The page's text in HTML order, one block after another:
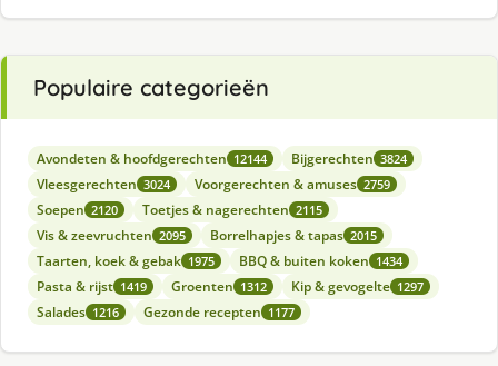
Populaire categorieën
Avondeten & hoofdgerechten 12144 Bijgerechten 3824
Vleesgerechten 3024 Voorgerechten & amuses 2759
Soepen 2120 Toetjes & nagerechten 2115
Vis & zeevruchten 2095 Borrelhapjes & tapas 2015
Taarten, koek & gebak 1975 BBQ & buiten koken 1434
Pasta & rijst 1419 Groenten 1312 Kip & gevogelte 1297
Salades 1216 Gezonde recepten 1177